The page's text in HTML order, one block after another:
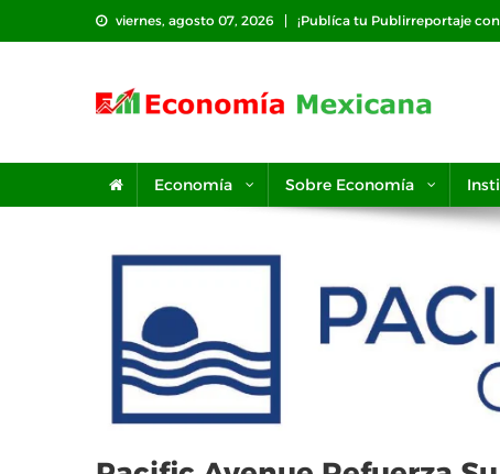
al
viernes, agosto 07, 2026 ¡Publíca tu Publirreportaje
Economía Sobre Economía